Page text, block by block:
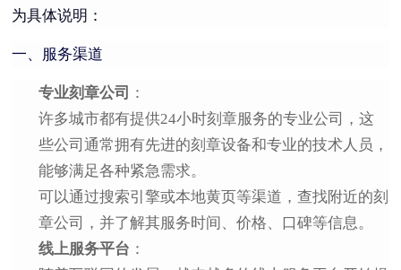
为具体说明：
一、服务渠道
专业刻章公司 ：
许多城市都有提供24小时刻章服务的专业公司，这
些公司通常拥有先进的刻章设备和专业的技术人员，
能够满足各种紧急需求。
可以通过搜索引擎或本地黄页等渠道，查找附近的刻
章公司，并了解其服务时间、价格、口碑等信息。
线上服务平台 ：